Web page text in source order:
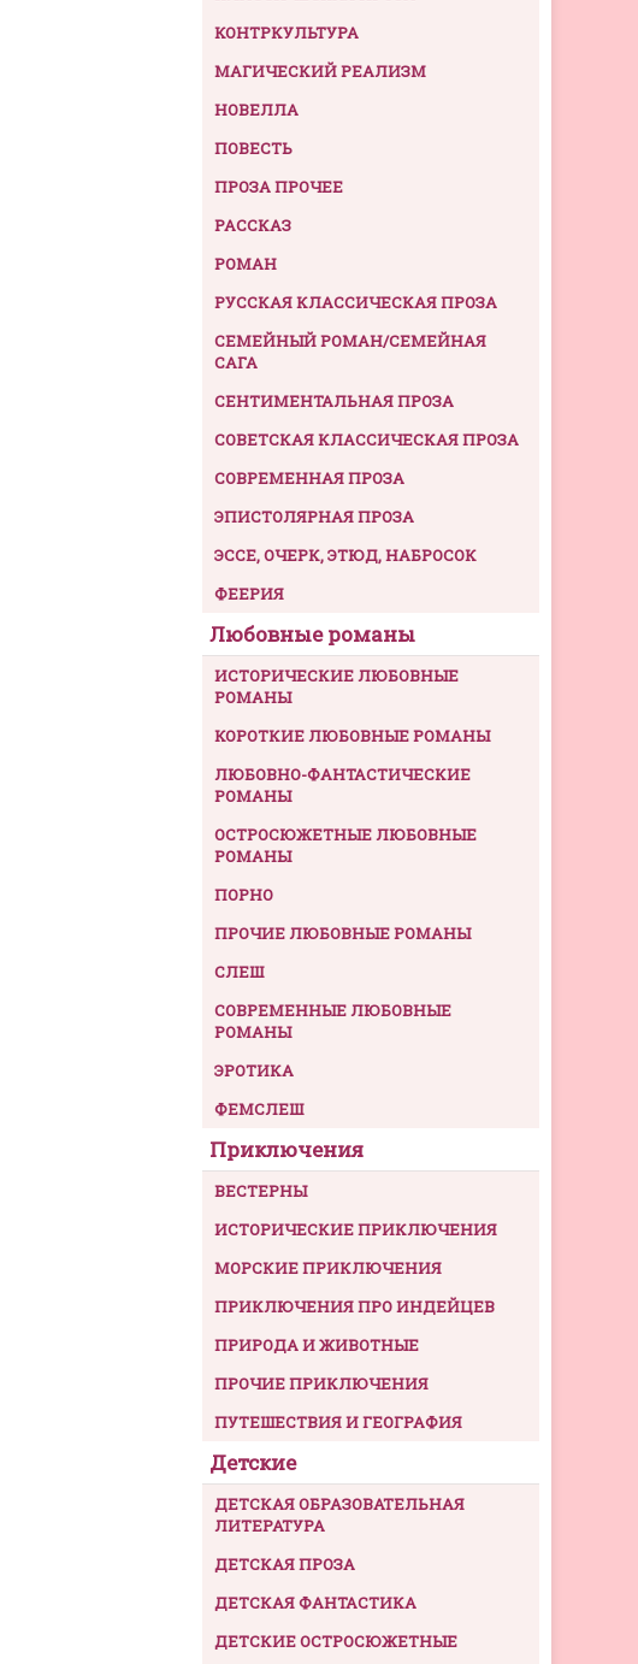
КОНТРКУЛЬТУРА
МАГИЧЕСКИЙ РЕАЛИЗМ
НОВЕЛЛА
ПОВЕСТЬ
ПРОЗА ПРОЧЕЕ
РАССКАЗ
РОМАН
РУССКАЯ КЛАССИЧЕСКАЯ ПРОЗА
СЕМЕЙНЫЙ РОМАН/СЕМЕЙНАЯ
САГА
СЕНТИМЕНТАЛЬНАЯ ПРОЗА
СОВЕТСКАЯ КЛАССИЧЕСКАЯ ПРОЗА
СОВРЕМЕННАЯ ПРОЗА
ЭПИСТОЛЯРНАЯ ПРОЗА
ЭССЕ, ОЧЕРК, ЭТЮД, НАБРОСОК
ФЕЕРИЯ
Любовные романы
ИСТОРИЧЕСКИЕ ЛЮБОВНЫЕ
РОМАНЫ
КОРОТКИЕ ЛЮБОВНЫЕ РОМАНЫ
ЛЮБОВНО-ФАНТАСТИЧЕСКИЕ
РОМАНЫ
ОСТРОСЮЖЕТНЫЕ ЛЮБОВНЫЕ
РОМАНЫ
ПОРНО
ПРОЧИЕ ЛЮБОВНЫЕ РОМАНЫ
СЛЕШ
СОВРЕМЕННЫЕ ЛЮБОВНЫЕ
РОМАНЫ
ЭРОТИКА
ФЕМСЛЕШ
Приключения
ВЕСТЕРНЫ
ИСТОРИЧЕСКИЕ ПРИКЛЮЧЕНИЯ
МОРСКИЕ ПРИКЛЮЧЕНИЯ
ПРИКЛЮЧЕНИЯ ПРО ИНДЕЙЦЕВ
ПРИРОДА И ЖИВОТНЫЕ
ПРОЧИЕ ПРИКЛЮЧЕНИЯ
ПУТЕШЕСТВИЯ И ГЕОГРАФИЯ
Детские
ДЕТСКАЯ ОБРАЗОВАТЕЛЬНАЯ
ЛИТЕРАТУРА
ДЕТСКАЯ ПРОЗА
ДЕТСКАЯ ФАНТАСТИКА
ДЕТСКИЕ ОСТРОСЮЖЕТНЫЕ